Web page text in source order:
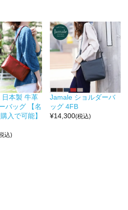
日本製 牛革
バッグ 【名
入で可能】
込)
Jamale ショルダーバ
ッグ 4FB
¥14,300(税込)